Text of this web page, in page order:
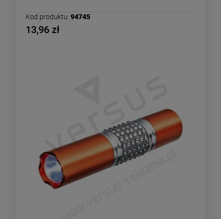
Kod produktu: 94745
13,96 zł